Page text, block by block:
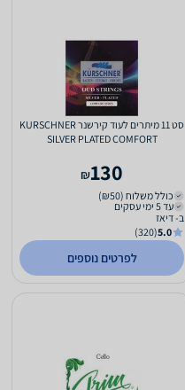
סט 11 מיתרים לעוד קירשנר KURSCHNER
SILVER PLATED COMFORT
130
₪
כולל משלוח (₪50)
עד 5 ימי עסקים
ב- דיאז
5.0
(320)
לפרטים נוספים